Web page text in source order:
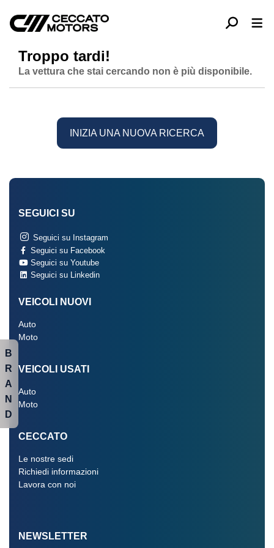
Troppo tardi!
La vettura che stai cercando non è più disponibile.
INIZIA UNA NUOVA RICERCA
SEGUICI SU
Seguici su Instagram
Seguici su Facebook
Seguici su Youtube
Seguici su Linkedin
VEICOLI NUOVI
Auto
Moto
VEICOLI USATI
Auto
Moto
CECCATO
Le nostre sedi
Richiedi informazioni
Lavora con noi
NEWSLETTER
B
R
A
N
D